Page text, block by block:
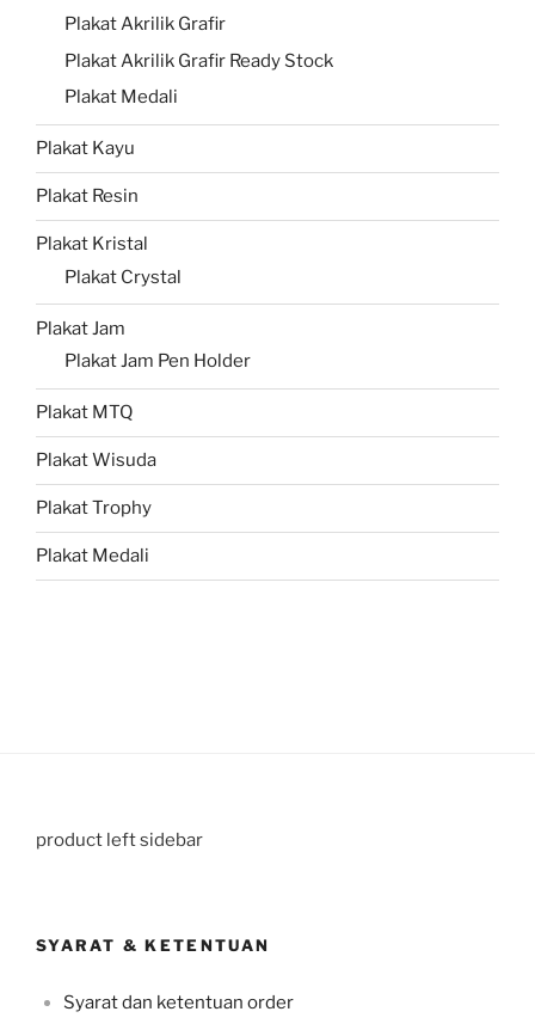
Plakat Akrilik Grafir
Plakat Akrilik Grafir Ready Stock
Plakat Medali
Plakat Kayu
Plakat Resin
Plakat Kristal
Plakat Crystal
Plakat Jam
Plakat Jam Pen Holder
Plakat MTQ
Plakat Wisuda
Plakat Trophy
Plakat Medali
product left sidebar
SYARAT & KETENTUAN
Syarat dan ketentuan order